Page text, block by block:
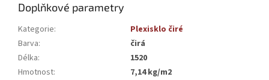
Doplňkové parametry
Kategorie:
Plexisklo čiré
Barva:
čirá
Délka:
1520
Hmotnost:
7,14 kg/m2